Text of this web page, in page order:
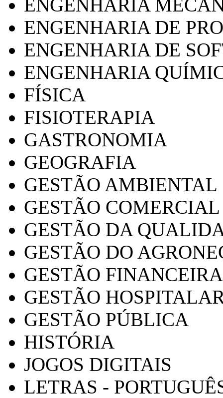
ENGENHARIA
ENGENHARIA DE
ENGENHARIA DE
ENGENHARIA
FÍSICA
FISIOTERAPIA
GASTRONOMIA
GEOGRAFIA
GESTÃO AMBIENTAL
GESTÃO COMERCIAL
GESTÃO DA
GESTÃO DO
GESTÃO FINANCEIRA
GESTÃO
GESTÃO PÚBLICA
HISTÓRIA
JOGOS DIGITAIS
LETRAS -